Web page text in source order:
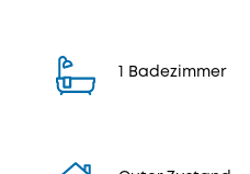
1 Badezimmer